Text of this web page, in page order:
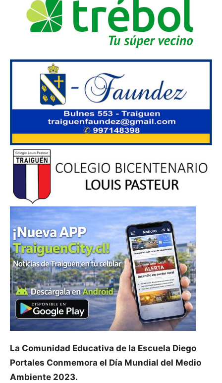
La Comunidad Educativa de la Escuela Diego
Portales Conmemora el Día Mundial del Medio
Ambiente 2023.